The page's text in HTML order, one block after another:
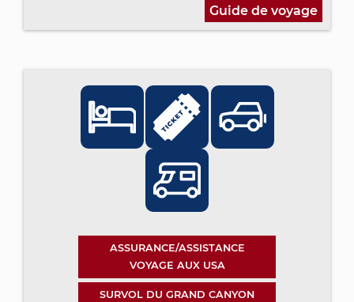
Guide de voyage
ASSURANCE/ASSISTANCE
VOYAGE AUX USA
SURVOL DU GRAND CANYON